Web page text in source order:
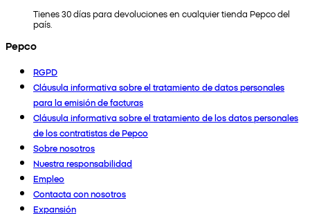
Tienes 30 días para devoluciones en cualquier tienda Pepco del
país.
Pepco
RGPD
Cláusula informativa sobre el tratamiento de datos personales
para la emisión de facturas
Cláusula informativa sobre el tratamiento de los datos personales
de los contratistas de Pepco
Sobre nosotros
Nuestra responsabilidad
Empleo
Contacta con nosotros
Expansión